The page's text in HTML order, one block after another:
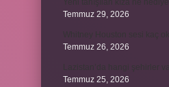
Temmuz 29, 2026
Temmuz 26, 2026
Temmuz 25, 2026